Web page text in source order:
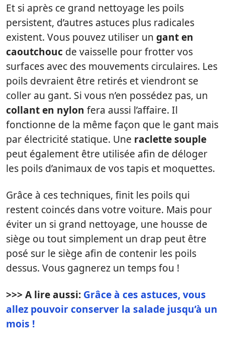
Et si après ce grand nettoyage les poils
persistent, d’autres astuces plus radicales
existent. Vous pouvez utiliser un gant en
caoutchouc de vaisselle pour frotter vos
surfaces avec des mouvements circulaires. Les
poils devraient être retirés et viendront se
coller au gant. Si vous n’en possédez pas, un
collant en nylon fera aussi l’affaire. Il
fonctionne de la même façon que le gant mais
par électricité statique. Une raclette souple
peut également être utilisée afin de déloger
les poils d’animaux de vos tapis et moquettes.
Grâce à ces techniques, finit les poils qui
restent coincés dans votre voiture. Mais pour
éviter un si grand nettoyage, une housse de
siège ou tout simplement un drap peut être
posé sur le siège afin de contenir les poils
dessus. Vous gagnerez un temps fou !
>>> A lire aussi: Grâce à ces astuces, vous
allez pouvoir conserver la salade jusqu’à un
mois !